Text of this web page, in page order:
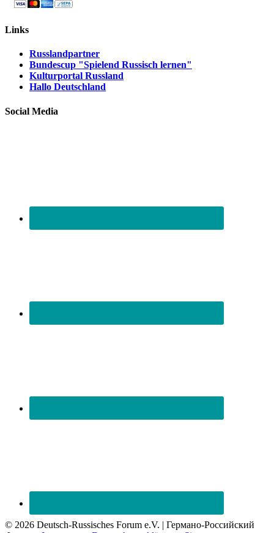
Links
Russlandpartner
Bundescup "Spielend Russisch lernen"
Kulturportal Russland
Hallo Deutschland
Social Media
© 2026 Deutsch-Russisches Forum e.V. | Германо-Российский